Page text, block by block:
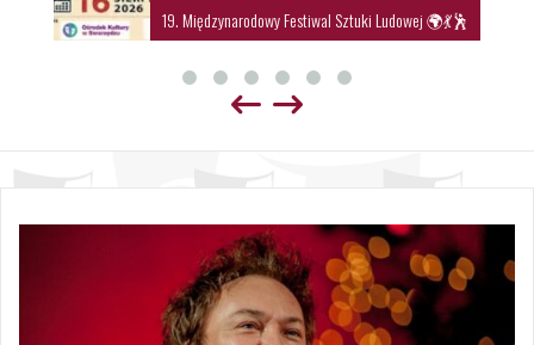
19. Międzynarodowy Festiwal Sztuki Ludowej 🌍💃🕺